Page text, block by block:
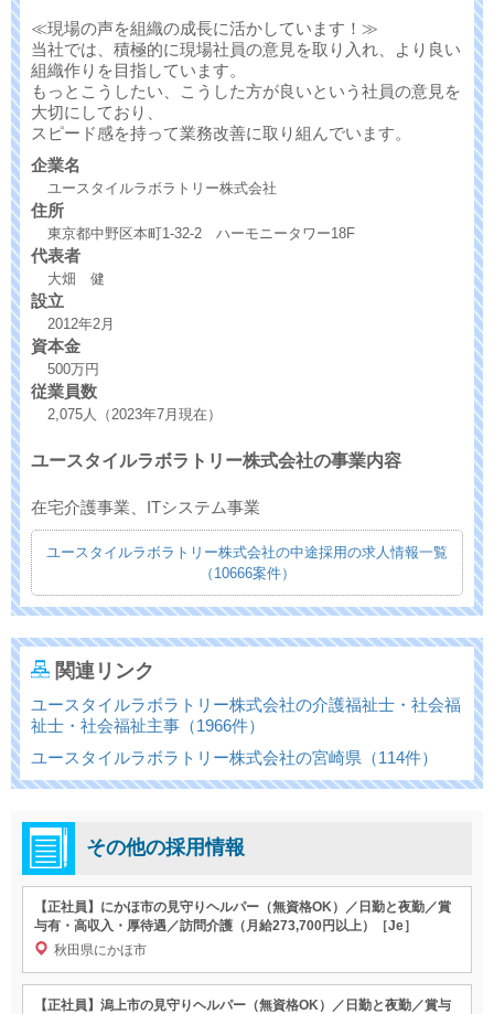
≪現場の声を組織の成長に活かしています！≫
当社では、積極的に現場社員の意見を取り入れ、より良い
組織作りを目指しています。
もっとこうしたい、こうした方が良いという社員の意見を
大切にしており、
スピード感を持って業務改善に取り組んでいます。
企業名
ユースタイルラボラトリー株式会社
住所
東京都中野区本町1-32-2 ハーモニータワー18F
代表者
大畑 健
設立
2012年2月
資本金
500万円
従業員数
2,075人（2023年7月現在）
ユースタイルラボラトリー株式会社の事業内容
在宅介護事業、ITシステム事業
ユースタイルラボラトリー株式会社の中途採用の求人情報一覧
（10666案件）
関連リンク
ユースタイルラボラトリー株式会社の介護福祉士・社会福
祉士・社会福祉主事（1966件）
ユースタイルラボラトリー株式会社の宮崎県（114件）
その他の採用情報
【正社員】にかほ市の見守りヘルパー（無資格OK）／日勤と夜勤／賞
与有・高収入・厚待遇／訪問介護（月給273,700円以上）［Je］
秋田県にかほ市
【正社員】潟上市の見守りヘルパー（無資格OK）／日勤と夜勤／賞与